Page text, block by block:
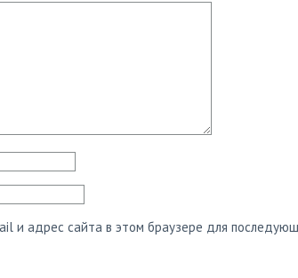
и адрес сайта в этом браузере для